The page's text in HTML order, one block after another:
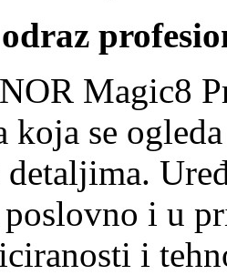
Magic8
koja se
i u
i